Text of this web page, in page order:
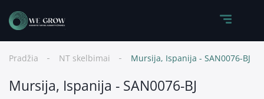
Pradžia NT skelbimai Mursija, Ispanija - SAN0076-BJ
Mursija, Ispanija - SAN0076-BJ